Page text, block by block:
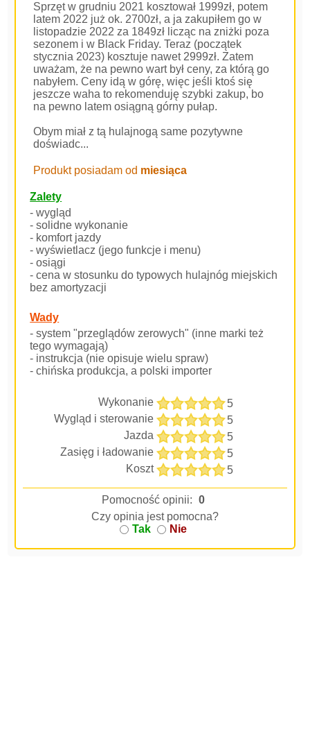
Sprzęt w grudniu 2021 kosztował 1999zł, potem
latem 2022 już ok. 2700zł, a ja zakupiłem go w
listopadzie 2022 za 1849zł licząc na zniżki poza
sezonem i w Black Friday. Teraz (początek
stycznia 2023) kosztuje nawet 2999zł. Zatem
uważam, że na pewno wart był ceny, za którą go
nabyłem. Ceny idą w górę, więc jeśli ktoś się
jeszcze waha to rekomenduję szybki zakup, bo
na pewno latem osiągną górny pułap.
Obym miał z tą hulajnogą same pozytywne
doświadc...
Produkt posiadam od miesiąca
Zalety
- wygląd
- solidne wykonanie
- komfort jazdy
- wyświetlacz (jego funkcje i menu)
- osiągi
- cena w stosunku do typowych hulajnóg miejskich
bez amortyzacji
Wady
- system "przeglądów zerowych" (inne marki też
tego wymagają)
- instrukcja (nie opisuje wielu spraw)
- chińska produkcja, a polski importer
Wykonanie
5
Wygląd i sterowanie
5
Jazda
5
Zasięg i ładowanie
5
Koszt
5
Pomocność opinii: 0
Czy opinia jest pomocna?
Tak
Nie